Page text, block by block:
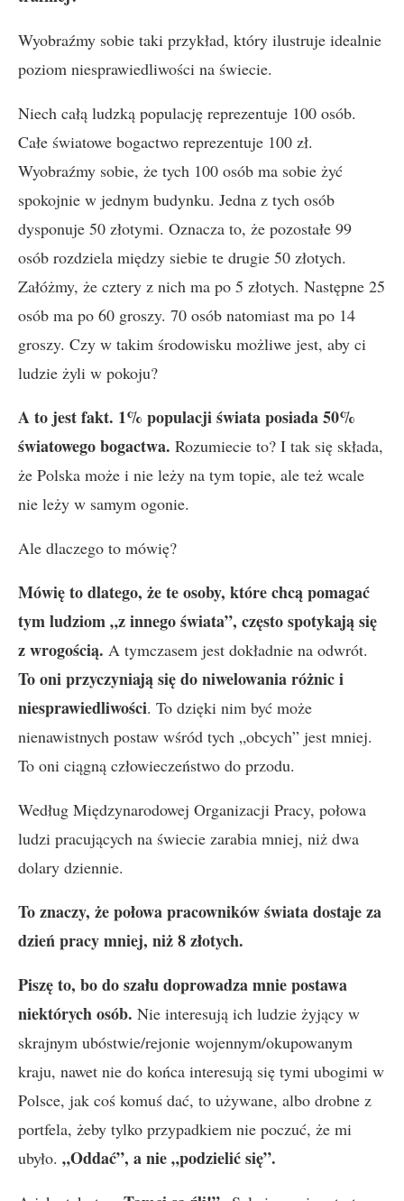
Wyobraźmy sobie taki przykład, który ilustruje idealnie
poziom niesprawiedliwości na świecie.
Niech całą ludzką populację reprezentuje 100 osób.
Całe światowe bogactwo reprezentuje 100 zł.
Wyobraźmy sobie, że tych 100 osób ma sobie żyć
spokojnie w jednym budynku. Jedna z tych osób
dysponuje 50 złotymi. Oznacza to, że pozostałe 99
osób rozdziela między siebie te drugie 50 złotych.
Załóżmy, że cztery z nich ma po 5 złotych. Następne 25
osób ma po 60 groszy. 70 osób natomiast ma po 14
groszy. Czy w takim środowisku możliwe jest, aby ci
ludzie żyli w pokoju?
A to jest fakt. 1% populacji świata posiada 50%
światowego bogactwa. Rozumiecie to? I tak się składa,
że Polska może i nie leży na tym topie, ale też wcale
nie leży w samym ogonie.
Ale dlaczego to mówię?
Mówię to dlatego, że te osoby, które chcą pomagać
tym ludziom „z innego świata”, często spotykają się
z wrogością. A tymczasem jest dokładnie na odwrót.
To oni przyczyniają się do niwelowania różnic i
niesprawiedliwości. To dzięki nim być może
nienawistnych postaw wśród tych „obcych” jest mniej.
To oni ciągną człowieczeństwo do przodu.
Według Międzynarodowej Organizacji Pracy, połowa
ludzi pracujących na świecie zarabia mniej, niż dwa
dolary dziennie.
To znaczy, że połowa pracowników świata dostaje za
dzień pracy mniej, niż 8 złotych.
Piszę to, bo do szału doprowadza mnie postawa
niektórych osób. Nie interesują ich ludzie żyjący w
skrajnym ubóstwie/rejonie wojennym/okupowanym
kraju, nawet nie do końca interesują się tymi ubogimi w
Polsce, jak coś komuś dać, to używane, albo drobne z
portfela, żeby tylko przypadkiem nie poczuć, że mi
ubyło. „Oddać”, a nie „podzielić się”.